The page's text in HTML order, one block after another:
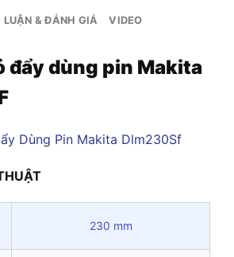
LUẬN & ĐÁNH GIÁ VIDEO
đẩy dùng pin Makita
230 mm